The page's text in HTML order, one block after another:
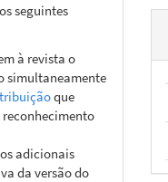
seguintes
à revista o
simultaneamente
que
adicionais
da versão do